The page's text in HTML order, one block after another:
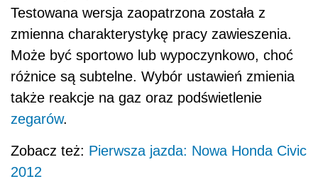
Testowana wersja zaopatrzona została z
zmienna charakterystykę pracy zawieszenia.
Może być sportowo lub wypoczynkowo, choć
różnice są subtelne. Wybór ustawień zmienia
także reakcje na gaz oraz podświetlenie
zegarów.
Zobacz też: Pierwsza jazda: Nowa Honda Civic
2012